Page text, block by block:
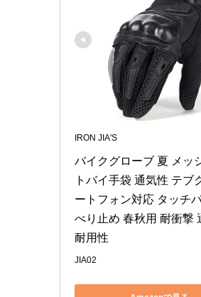
IRON JIA'S
バイクグローブ 夏 メッ
トバイ手袋 通気性 テブ
ートフォン対応 タッチ
べり止め 春秋用 耐衝撃
耐用性
JIA02